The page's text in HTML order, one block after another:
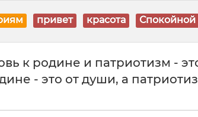
привет красота Спокойной
к родине и патриотизм -
- это от души, а